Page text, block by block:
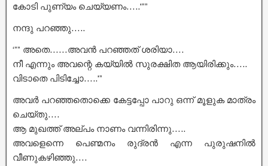
കോടി പുണ്യം ചെയ്യണം…..'””
നന്ദു പറഞ്ഞു…..
‘”” അതെ……അവൻ പറഞ്ഞത് ശരിയാ….
നീ എന്നും അവന്റെ കയ്യിൽ സുരക്ഷിത ആയിരിക്കും…..
വിടാതെ പിടിച്ചോ…..'”
അവർ പറഞ്ഞതൊക്കെ കേട്ടപ്പോ പാറു ഒന്ന് മൂളുക മാത്രം
ചെയ്തു….
ആ മുഖത്ത് അല്പം നാണം വന്നിരിന്നു…..
അവളെന്നെ പെണ്മനം രുദ്രൻ എന്ന പുരുഷനിൽ
വീണുകഴിഞ്ഞു….